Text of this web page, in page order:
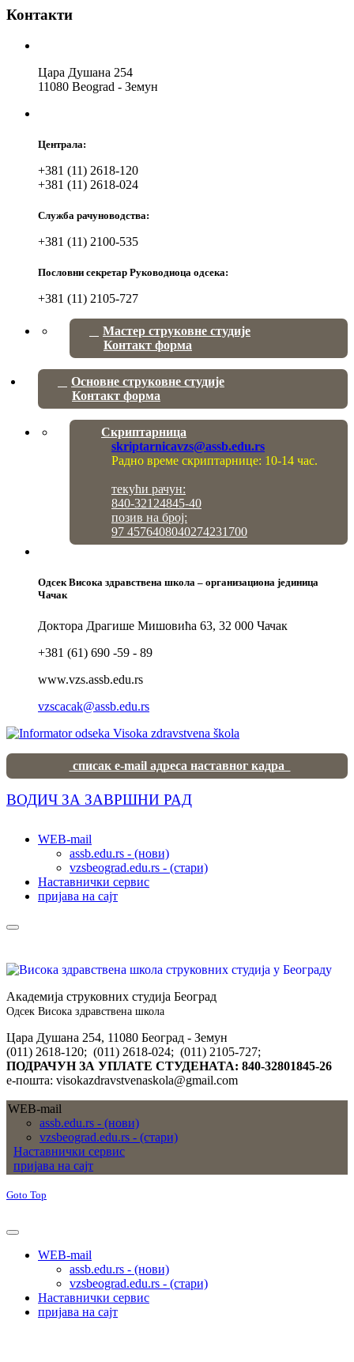
Контакти
Цара Душана 254
11080 Beograd - Земун
Централа:
+381 (11) 2618-120
+381 (11) 2618-024
Служба рачуноводства:
+381 (11) 2100-535
Пословни секретар Руководиоца одсека:
+381 (11) 2105-727
Мастер струковне студије
Контакт форма
Основне струковне студије
Контакт форма
Скриптарница
skriptarnicavzs@assb.edu.rs
Радно време скриптарнице: 10-14 час.
текући рачун:
840-32124845-40
позив на број:
97 4576408040274231700
Одсек Висока здравствена школа – организациона јединица
Чачак
Доктора Драгише Мишовића 63, 32 000 Чачак
+381 (61) 690 -59 - 89
www.vzs.assb.edu.rs
vzscacak@assb.edu.rs
списак e-mail адреса наставног кадра
ВОДИЧ ЗА ЗАВРШНИ РАД
WEB-mail
assb.edu.rs - (нови)
vzsbeograd.edu.rs - (стари)
Наставнички сервис
пријава на сајт
Академија струковних студија Београд
Одсек Висока здравствена школа
Цара Душана 254, 11080 Београд - Земун
(011) 2618-120; (011) 2618-024; (011) 2105-727;
ПОДРАЧУН ЗА УПЛАТЕ СТУДЕНАТА: 840-32801845-26
е-пошта: visokazdravstvenaskola@gmail.com
WEB-mail
assb.edu.rs - (нови)
vzsbeograd.edu.rs - (стари)
Наставнички сервис
пријава на сајт
Goto Top
WEB-mail
assb.edu.rs - (нови)
vzsbeograd.edu.rs - (стари)
Наставнички сервис
пријава на сајт